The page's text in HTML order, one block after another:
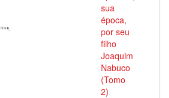
sua
época,
por seu
filho
Joaquim
Nabuco
(Tomo
2)